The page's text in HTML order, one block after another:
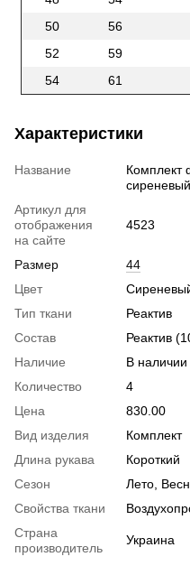
50
56
52
59
54
61
Характеристики
Название
Комплект
Артикул для
отображения
на сайте
4523
Размер
44
Цвет
Тип ткани
Реактив
Состав
Реактив
Наличие
В наличии
Количество
4
Цена
830.00
Вид изделия
Комплект
Длина рукава
Короткий
Сезон
Лето,
Свойства ткани
Страна
производитель
Украина